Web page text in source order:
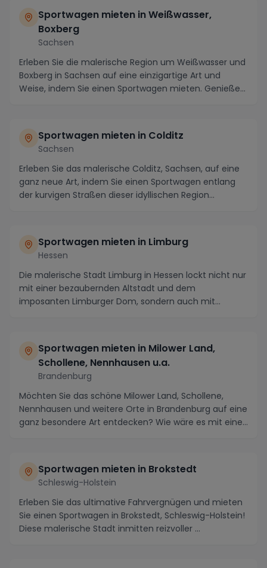
Sportwagen mieten in Weißwasser,
Boxberg
Sachsen
Erleben Sie die malerische Region um Weißwasser und
Boxberg in Sachsen auf eine einzigartige Art und
Weise, indem Sie einen Sportwagen mieten. Genieße...
Sportwagen mieten in Colditz
Sachsen
Erleben Sie das malerische Colditz, Sachsen, auf eine
ganz neue Art, indem Sie einen Sportwagen entlang
der kurvigen Straßen dieser idyllischen Region...
Sportwagen mieten in Limburg
Hessen
Die malerische Stadt Limburg in Hessen lockt nicht nur
mit einer bezaubernden Altstadt und dem
imposanten Limburger Dom, sondern auch mit
Sportwagen mieten in Milower Land,
Schollene, Nennhausen u.a.
Brandenburg
Möchten Sie das schöne Milower Land, Schollene,
Nennhausen und weitere Orte in Brandenburg auf eine
ganz besondere Art entdecken? Wie wäre es mit eine...
Sportwagen mieten in Brokstedt
Schleswig-Holstein
Erleben Sie das ultimative Fahrvergnügen und mieten
Sie einen Sportwagen in Brokstedt, Schleswig-Holstein!
Diese malerische Stadt inmitten reizvoller ...